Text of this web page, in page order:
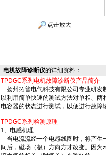
点击放大
电机故障诊断仪的详细资料：
TPDGC系列电机故障诊断仪产品简介
扬州拓普电气科技有限公司专业研发
以利用简单快速的测试方法对单相、
电容器的状态进行测试，以便进行故障
TPDGC系列 检测原理
1、电感机理
当电流流经一个电感线圈时，将产生
间后，磁场（极）方向方才改变。因